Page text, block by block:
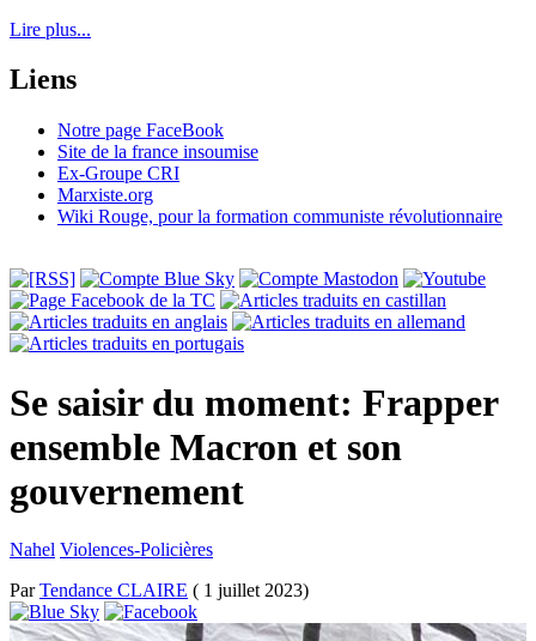
Lire plus...
Liens
Notre page FaceBook
Site de la france insoumise
Ex-Groupe CRI
Marxiste.org
Wiki Rouge, pour la formation communiste révolutionnaire
Se saisir du moment: Frapper
ensemble Macron et son
gouvernement
Nahel Violences-Policières
ParTendance CLAIRE ( 1 juillet 2023)